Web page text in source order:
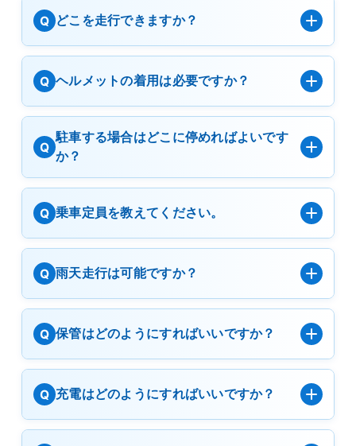
Q どこを走行できますか？
Q ヘルメットの着用は必要ですか？
Q
駐車する場合はどこに停めればよいです
か？
Q 乗車定員を教えてください。
Q 雨天走行は可能ですか？
Q 保管はどのようにすればいいですか？
Q 充電はどのようにすればいいですか？